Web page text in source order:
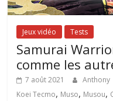
Jeux vidéo Tests
Samurai
comme les
7 août 2021 Anthony
Koei Tecmo, Muso, Musou,